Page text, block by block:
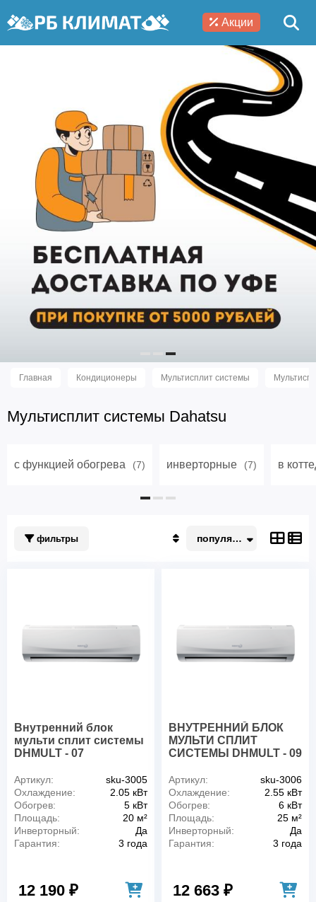
Акции
Главная Кондиционеры Мультисплит системы
Мультисплит системы Dahatsu
с функцией обогрева (7) инверторные (7) в
фильтры популярные
Внутренний блок
мульти сплит системы
DHMULT - 07
Артикул:
sku-3005
Охлаждение:
2.05 кВт
Обогрев:
5 кВт
Площадь:
20 м²
Инверторный:
Да
Гарантия:
3 года
12 190 ₽
ВНУТРЕННИЙ БЛОК
МУЛЬТИ СПЛИТ
СИСТЕМЫ DHMULT - 09
Артикул:
sku-3006
Охлаждение:
2.55 кВт
Обогрев:
6 кВт
Площадь:
25 м²
Инверторный:
Да
Гарантия:
3 года
12 663 ₽